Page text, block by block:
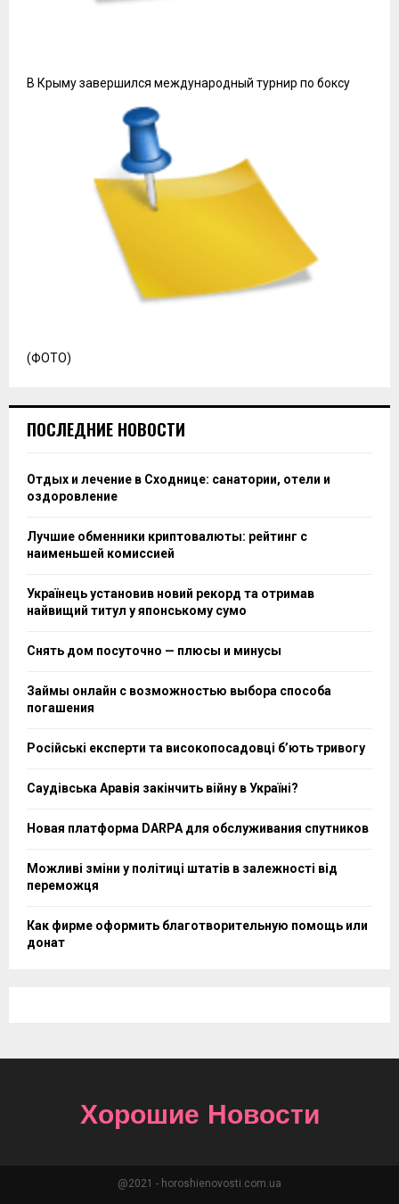
В Крыму завершился международный турнир по боксу
(ФОТО)
ПОСЛЕДНИЕ НОВОСТИ
Отдых и лечение в Сходнице: санатории, отели и
оздоровление
Лучшие обменники криптовалюты: рейтинг с
наименьшей комиссией
Українець установив новий рекорд та отримав
найвищий титул у японському сумо
Снять дом посуточно — плюсы и минусы
Займы онлайн с возможностью выбора способа
погашения
Російські експерти та високопосадовці бʼють тривогу
Саудівська Аравія закінчить війну в Україні?
Новая платформа DARPA для обслуживания спутников
Можливі зміни у політиці штатів в залежності від
переможця
Как фирме оформить благотворительную помощь или
донат
Хорошие Новости
@2021 - horoshienovosti.com.ua